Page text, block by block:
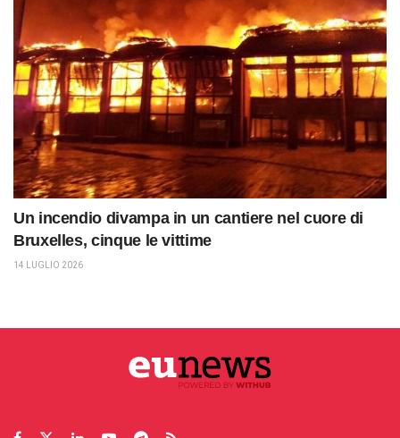
Un incendio divampa in un cantiere nel cuore di
Bruxelles, cinque le vittime
14 LUGLIO 2026